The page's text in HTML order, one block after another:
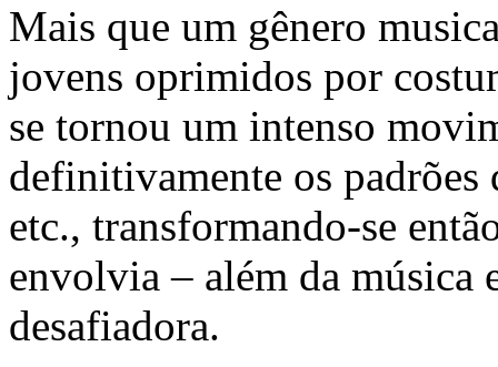
Mais que um gênero
jovens oprimidos por
se tornou um intenso
definitivamente os padrões
etc., transformando-se
envolvia – além da música
desafiadora.